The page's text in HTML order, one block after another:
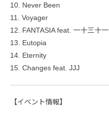
10. Never Been
11. Voyager
12. FANTASIA feat. 一十三十一
13. Eutopia
14. Eternity
15. Changes feat. JJJ
【イベント情報】